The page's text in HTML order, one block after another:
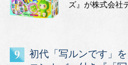
ズ』が株式会社
初代「写ルンです」